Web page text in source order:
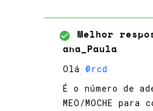
Melhor
ana_Paula
Olá ​ @rcd
É o número de
MEO/MOCHE